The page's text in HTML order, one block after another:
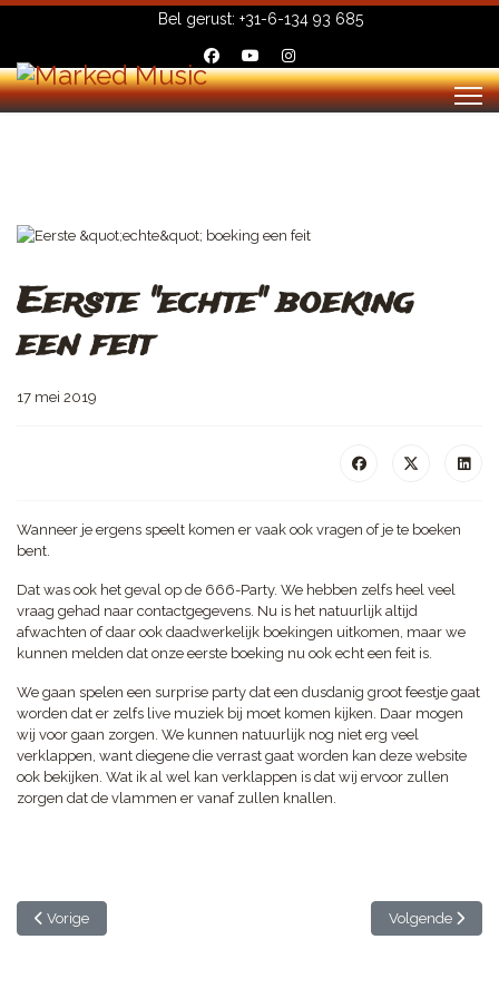
Bel gerust: +31-6-134 93 685
Eerste "echte" boeking
een feit
17 mei 2019
Wanneer je ergens speelt komen er vaak ook vragen of je te boeken
bent.
Dat was ook het geval op de 666-Party. We hebben zelfs heel veel
vraag gehad naar contactgegevens. Nu is het natuurlijk altijd
afwachten of daar ook daadwerkelijk boekingen uitkomen, maar we
kunnen melden dat onze eerste boeking nu ook echt een feit is.
We gaan spelen een surprise party dat een dusdanig groot feestje gaat
worden dat er zelfs live muziek bij moet komen kijken. Daar mogen
wij voor gaan zorgen. We kunnen natuurlijk nog niet erg veel
verklappen, want diegene die verrast gaat worden kan deze website
ook bekijken. Wat ik al wel kan verklappen is dat wij ervoor zullen
zorgen dat de vlammen er vanaf zullen knallen.
Vorig artikel: Een verrassende surpise party
Vorige Volgende
Volgende